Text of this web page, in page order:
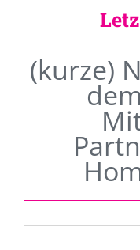
(kurze)